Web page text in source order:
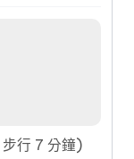
行 7 分鐘)